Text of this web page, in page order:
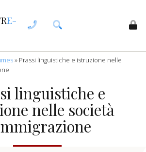
E-
» Prassi linguistiche e istruzione nelle
linguistiche e
nelle società